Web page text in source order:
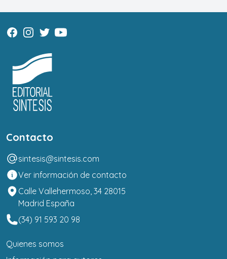
Contacto
sintesis@sintesis.com
Ver información de contacto
Calle Vallehermoso, 34 28015
Madrid España
(34) 91 593 20 98
Quienes somos